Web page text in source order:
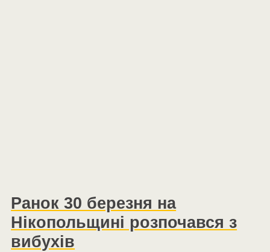
Ранок 30 березня на
Нікопольщині розпочався з
вибухів